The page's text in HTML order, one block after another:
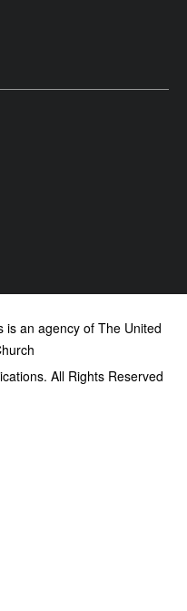
is an agency of The United
All Rights Reserved